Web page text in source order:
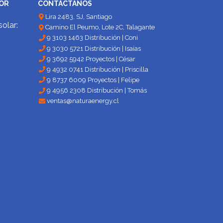
CONTÁCTANOS
Lira 2483, SJ, Santiago
Camino El Peumo, Lote 2C, Talagante
9 3103 1463 Distribución | Coni
9 3030 5721 Distribución | Isaías
9 3692 5942 Proyectos | César
9 4932 0741 Distribución | Priscilla
9 8737 6009 Proyectos | Felipe
9 4956 2308 Distribución | Tomás
ventas@naturaenergy.cl